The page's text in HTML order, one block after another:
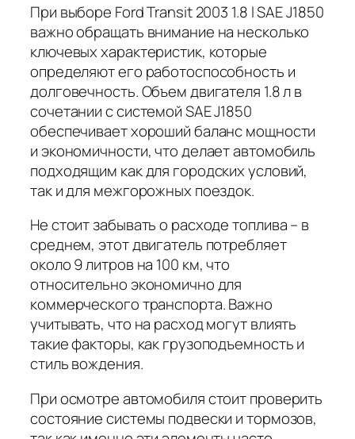
При выборе Ford Transit 2003 1.8 l SAE J1850
важно обращать внимание на несколько
ключевых характеристик, которые
определяют его работоспособность и
долговечность. Объем двигателя 1.8 л в
сочетании с системой SAE J1850
обеспечивает хороший баланс мощности
и экономичности, что делает автомобиль
подходящим как для городских условий,
так и для межгорожных поездок.
Не стоит забывать о расходе топлива – в
среднем, этот двигатель потребляет
около 9 литров на 100 км, что
относительно экономично для
коммерческого транспорта. Важно
учитывать, что на расход могут влиять
такие факторы, как грузоподъемность и
стиль вождения.
При осмотре автомобиля стоит проверить
состояние системы подвески и тормозов,